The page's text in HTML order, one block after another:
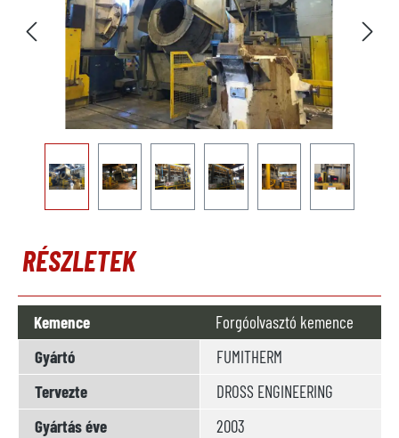
RÉSZLETEK
Kemence
Forgóolvasztó kemence
Gyártó
FUMITHERM
Tervezte
DROSS ENGINEERING
Gyártás éve
2003